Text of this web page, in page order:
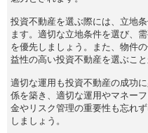
投資不動産を選ぶ際には、立地
ます。適切な立地条件を選び、
を優先しましょう。また、物件
益性の高い投資不動産を選ぶこと
適切な運用も投資不動産の成功
係を築き、適切な運用やマネー
金やリスク管理の重要性も忘れ
しましょう。